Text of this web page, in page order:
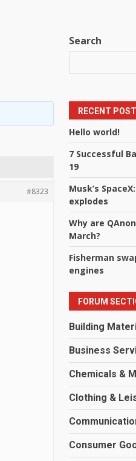
#8323
Search
RECENT
Hello world!
7 Successful
19
Musk’s
explodes
Why are
March?
Fisherman
engines
FORUM
Building
Business
Chemicals &
Clothing &
Consumer